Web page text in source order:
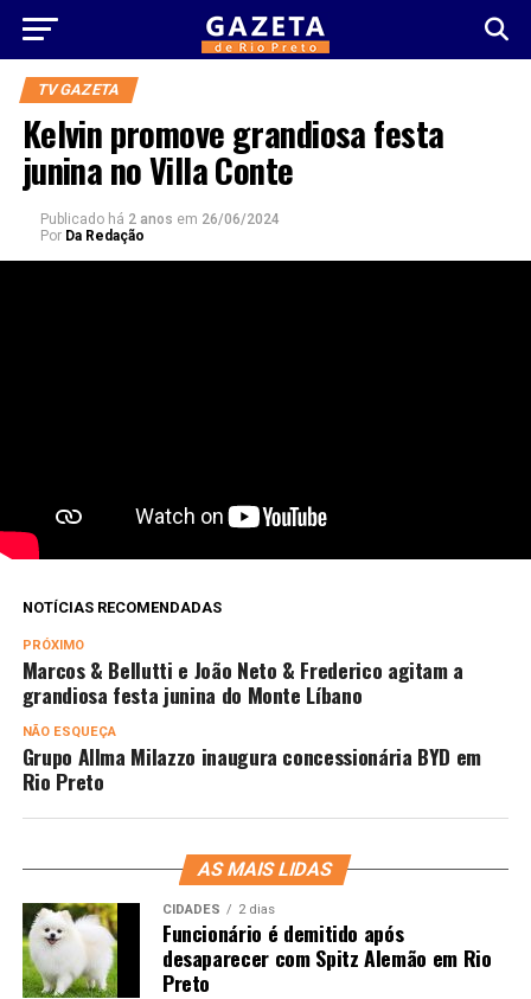
TV GAZETA
Kelvin promove grandiosa festa
junina no Villa Conte
Publicado há 2 anos em 26/06/2024
Por Da Redação
NOTÍCIAS RECOMENDADAS
PRÓXIMO
Marcos & Bellutti e João Neto & Frederico agitam a
grandiosa festa junina do Monte Líbano
NÃO ESQUEÇA
Grupo Allma Milazzo inaugura concessionária BYD em
Rio Preto
AS MAIS LIDAS
CIDADES 2 dias
Funcionário é demitido após
desaparecer com Spitz Alemão em Rio
Preto